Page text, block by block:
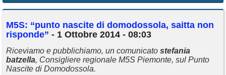
Annunci
M5S: “punto nascite di domodossola, saitta non
risponde” - 1 Ottobre 2014 - 08:03
Riceviamo e pubblichiamo, un comunicato stefania
batzella, Consigliere regionale M5S Piemonte, sul Punto
Nascite di Domodossola.